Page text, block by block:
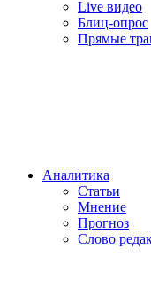
Live видео
Блиц-опрос
Прямые
Аналитика
Статьи
Мнение
Прогноз
Cлово